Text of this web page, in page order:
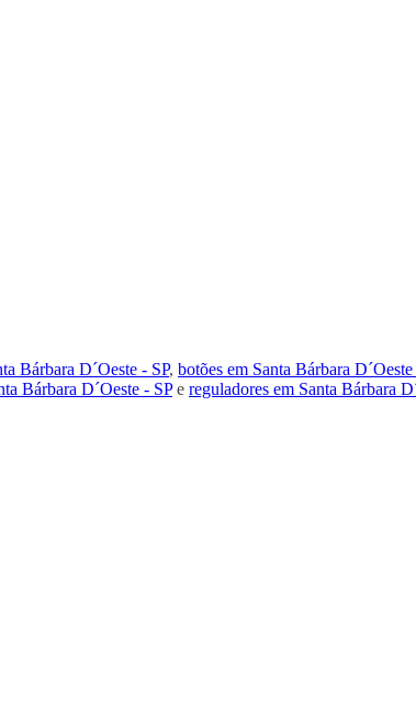
Bárbara D´Oeste - SP, botões em Santa Bárbara D´Oeste
Bárbara D´Oeste - SPe reguladores em Santa Bárbara